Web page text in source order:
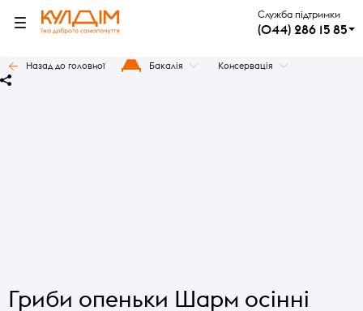
Служба підтримки
(044) 286 15 85
Назад до головної Бакалія Консервація
Гриби опеньки Шарм осінні